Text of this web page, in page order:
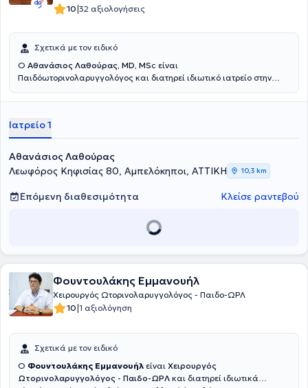
δημοσιεύσεων σε διεθνή και πανελλήνια συνέδρια, είναι μέλος
πολλών εταιρειών στο χώρο της ωτορινολαρυγγολογίας και
10|32 αξιολογήσεις
Σχετικά με τον ειδικό
Ο Αθανάσιος Λαθούρας, MD, MSc είναι
Παιδόωτορινολαρυγγολόγος και διατηρεί ιδιωτικό ιατρείο στην
Comenius University και απόφοιτος του Μεταπτυχιακού
Εθνικού και Καποδιστριακού Πανεπιστημίου Αθηνών (Ε.Κ.Π.Α).
Ολοκλήρωσε την Ειδικότητα Ωτορινολαρυγγολογίας-Χειρουργικής
Κεφαλής και Τραχήλου στην Ά Ωτορινολαρυγγολογική Κλινική του
Εθνικού και Καποδιστριακού Πανεπιστημίου Αθηνών (Ε.Κ.Π.Α) στο
Γ.Ν.Α. "Ιπποκράτειο". Τέλος, είναι συνεργάτης της Α'
Ιατρείο 1
Αθανάσιος Λαθούρας
Λεωφόρος Κηφισίας 80, Αμπελόκηποι, ΑΤΤΙΚΗ
10,3 km
Επόμενη διαθεσιμότητα Κλείσε ραντεβού
Φουντουλάκης Εμμανουήλ
Χειρουργός Ωτορινολαρυγγολόγος - Παιδο-ΩΡΛ
10|1 αξιολόγηση
Σχετικά με τον ειδικό
Ο Φουντουλάκης Εμμανουήλ είναι Χειρουργός
Ωτορινολαρυγγολόγος - Παιδο-ΩΡΛ και διατηρεί ιδιωτικά